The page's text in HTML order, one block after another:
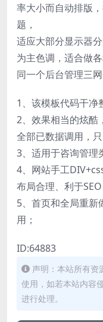
率大小而自动排版
题，
适应大部分显示器
为主色调，适合做各
同一个后台管理三
1、该模板代码干净
2、效果相当的炫酷
全部已数据调用，
3、适用于咨询管理
4、网站手工
布局合理、利于
5、首页和全局重新
用；
ID:64883
声明：本站所有资
使用，如若本站内容
进行处理。